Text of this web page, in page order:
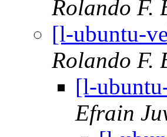
Rolando F.
[l-ubuntu-
Rolando F.
[l-
Efrain